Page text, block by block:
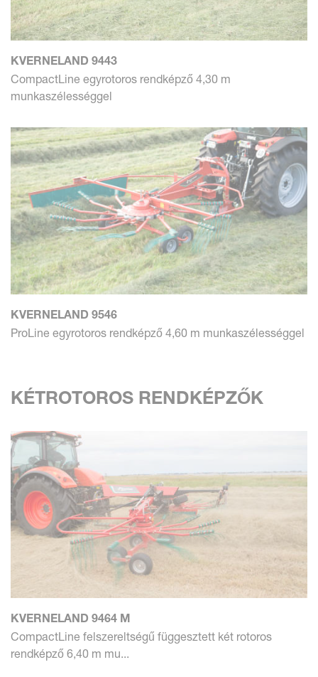
KVERNELAND 9443
CompactLine egyrotoros rendképző 4,30 m
munkaszélességgel
KVERNELAND 9546
ProLine egyrotoros rendképző 4,60 m munkaszélességgel
KÉTROTOROS RENDKÉPZŐK
KVERNELAND 9464 M
CompactLine felszereltségű függesztett két rotoros
rendképző 6,40 m mu...